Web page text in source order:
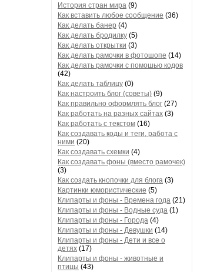
История стран мира (9)
Как вставить любое сообщение (36)
Как делать банер (4)
Как делать бродилку (5)
Как делать открытки (3)
Как делать рамочки в фотошопе (14)
Как делать рамочки с помошью кодов
(42)
Как делать таблицу (0)
Как настроить блог (советы) (9)
Как правильно оформлять блог (27)
Как работать на разных сайтах (3)
Как работать с текстом (16)
Как создавать коды и теги, работа с
ними (20)
Как создавать схемки (4)
Как создавать фоны (вместо рамочек)
(3)
Как создать кнопочки для блога (3)
Картинки юмористические (5)
Клипарты и фоны - Времена года (21)
Клипарты и фоны - Водные суда (1)
Клипарты и фоны - Города (4)
Клипарты и фоны - Девушки (14)
Клипарты и фоны - Дети и все о
детях (17)
Клипарты и фоны - животные и
птицы (43)